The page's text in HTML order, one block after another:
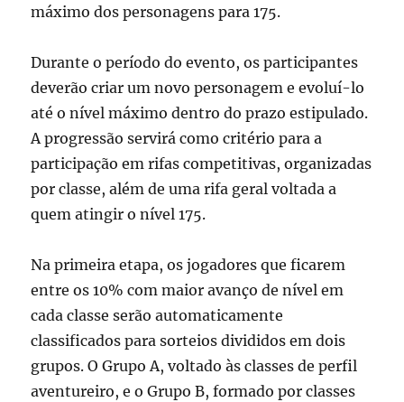
máximo dos personagens para 175.
Durante o período do evento, os participantes
deverão criar um novo personagem e evoluí-lo
até o nível máximo dentro do prazo estipulado.
A progressão servirá como critério para a
participação em rifas competitivas, organizadas
por classe, além de uma rifa geral voltada a
quem atingir o nível 175.
Na primeira etapa, os jogadores que ficarem
entre os 10% com maior avanço de nível em
cada classe serão automaticamente
classificados para sorteios divididos em dois
grupos. O Grupo A, voltado às classes de perfil
aventureiro, e o Grupo B, formado por classes